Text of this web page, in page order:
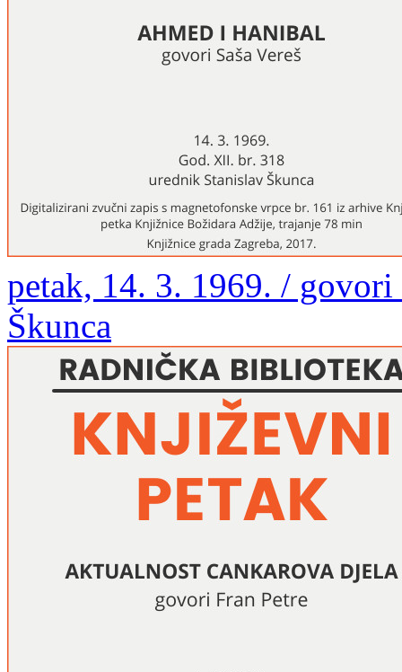
petak, 14. 3. 1969. / govori
Škunca